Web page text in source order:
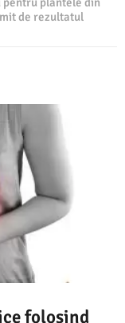
de rezultatul
folosind